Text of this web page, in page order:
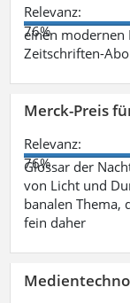
Relevanz:
76%
einen modernen
Zeitschriften-
Merck-Preis
Relevanz:
76%
Glossar der
von Licht und
banalen Thema,
fein daher